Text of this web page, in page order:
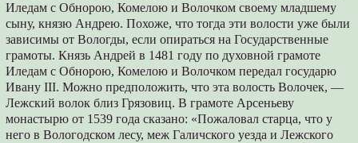
Иледам с Обнорою, Комелою и Волочком своему младшему
сыну, князю Андрею. Похоже, что тогда эти волости уже были
зависимы от Вологды, если опираться на Государственные
грамоты. Князь Андрей в 1481 году по духовной грамоте
Иледам с Обнорою, Комелою и Волочком передал государю
Ивану III. Можно предположить, что эта волость Волочек, —
Лежский волок близ Грязовиц. В грамоте Арсеньеву
монастырю от 1539 года сказано: «Пожаловал старца, что у
него в Вологодском лесу, меж Галичского уезда и Лежского